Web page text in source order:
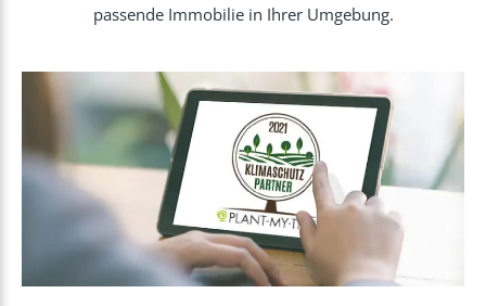
passende Immobilie in Ihrer Umgebung.